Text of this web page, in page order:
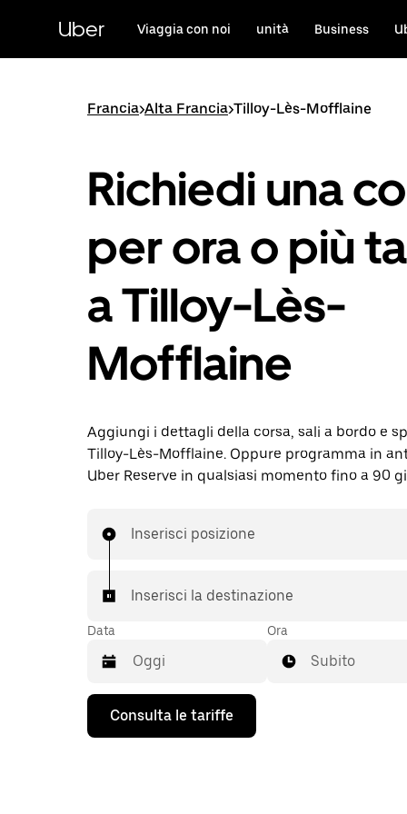
contenuto
principale
Uber Viaggia con noi unità Business
Francia>Alta Francia>Tilloy-Lès-Mofflaine
Richiedi una
per ora o più
a Tilloy-Lès-
Mofflaine
Aggiungi i dettagli della corsa, sali a bordo e
Tilloy-Lès-Mofflaine. Oppure programma in
Uber Reserve in qualsiasi momento fino a 90
Inserisci posizione
Inserisci la destinazione
Data
Utilizza
tasto
Ora
Subito
Consulta le tariffe